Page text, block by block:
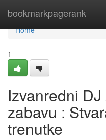
bookmarkpagerank
Home
Home
1
Izvanredni
zabavu :
trenutke